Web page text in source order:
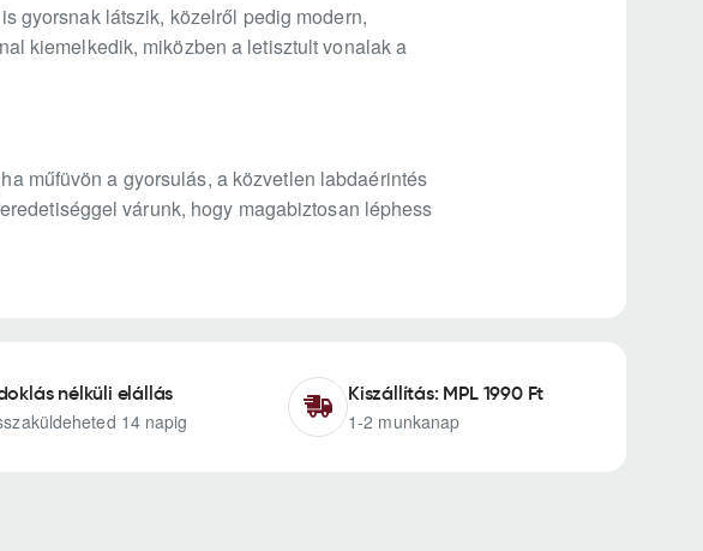
gyorsnak látszik, közelről pedig modern,
kiemelkedik, miközben a letisztult vonalak a
műfüvön a gyorsulás, a közvetlen labdaérintés
várunk, hogy magabiztosan léphess
nélküli elállás
14 napig
Kiszállítás: MPL 1990 Ft
1-2 munkanap